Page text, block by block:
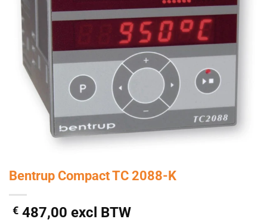
Bentrup Compact TC 2088-K
€ 487,00 excl BTW